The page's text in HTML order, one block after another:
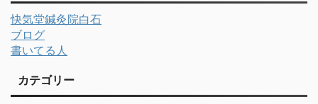
快気堂鍼灸院白石
ブログ
書いてる人
カテゴリー